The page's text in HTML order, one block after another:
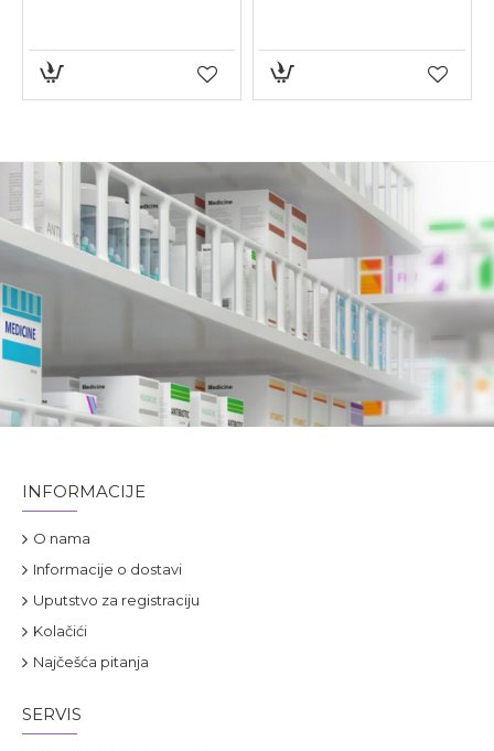
INFORMACIJE
O nama
Informacije o dostavi
Uputstvo za registraciju
Kolačići
Najčešća pitanja
SERVIS